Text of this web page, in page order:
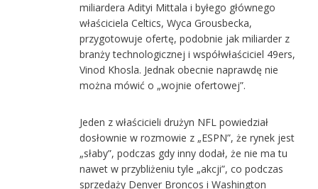
miliardera Adityi Mittala i byłego głównego
właściciela Celtics, Wyca Grousbecka,
przygotowuje ofertę, podobnie jak miliarder z
branży technologicznej i współwłaściciel 49ers,
Vinod Khosla. Jednak obecnie naprawdę nie
można mówić o „wojnie ofertowej”.
Jeden z właścicieli drużyn NFL powiedział
dosłownie w rozmowie z „ESPN”, że rynek jest
„słaby”, podczas gdy inny dodał, że nie ma tu
nawet w przybliżeniu tyle „akcji”, co podczas
sprzedaży Denver Broncos i Washington